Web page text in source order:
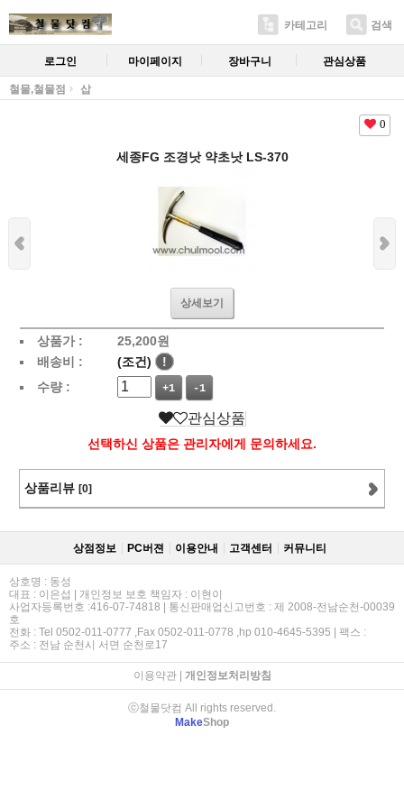
카테고리 검색
로그인 마이페이지 장바구니 관심상품
철물,철물점 삽
0
세종FG 조경낫 약초낫 LS-370
상세보기
상품가 : 25,200원
배송비 :
(조건)
!
수량 :
+1 -1
관심상품
선택하신 상품은 관리자에게 문의하세요.
상품리뷰 [0]
상점정보 PC버젼 이용안내 고객센터 커뮤니티
상호명 : 동성
대표 : 이은섭 | 개인정보 보호 책임자 : 이현이
사업자등록번호 :416-07-74818 | 통신판매업신고번호 : 제 2008-전남순천-00039
호
전화 : Tel 0502-011-0777 ,Fax 0502-011-0778 ,hp 010-4645-5395 | 팩스 :
주소 : 전남 순천시 서면 순천로17
이용약관| 개인정보처리방침
ⓒ철물닷컴 All rights reserved.
MakeShop